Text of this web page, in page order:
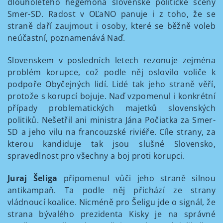
Smer-SD. Radost v OĽaNO panuje i z toho, že se
straně daří zaujmout i osoby, které se běžně voleb
neúčastní, poznamenává Naď.
Slovenskem v posledních letech rezonuje zejména
problém korupce, což podle něj oslovilo voliče k
podpoře Obyčejných lidí. Lidé tak jeho straně věří,
protože s korupcí bojuje. Naď vzpomenul i konkrétní
případy problematických majetků slovenských
politiků. Nešetřil ani ministra Jána Počiatka za Smer-
SD a jeho vilu na francouzské riviéře. Cíle strany, za
kterou kandiduje tak jsou slušné Slovensko,
spravedlnost pro všechny a boj proti korupci.
Juraj Šeliga připomenul vůči jeho straně silnou
antikampaň. Ta podle něj přichází ze strany
vládnoucí koalice. Nicméně pro Šeligu jde o signál, že
strana bývalého prezidenta Kisky je na správné